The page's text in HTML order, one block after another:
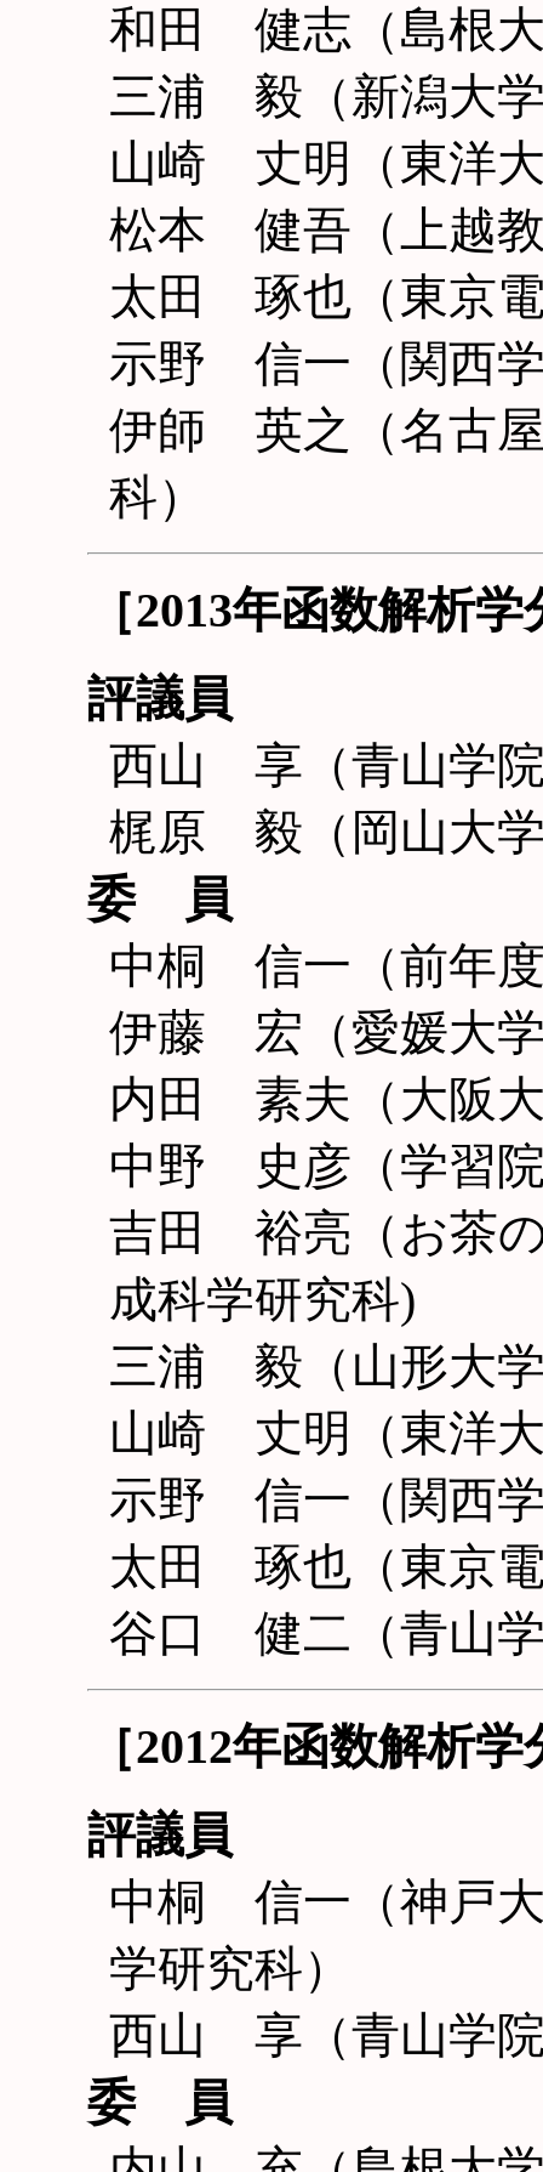
和田 健志（島根
三浦 毅（新潟大
山崎 丈明（東洋
松本 健吾（上越
太田 琢也（東京
示野 信一（関西
伊師 英之（名古
科）
［2013年函数解析
評議員
西山 享（青山学
梶原 毅（岡山大
委 員
中桐 信一（前年
伊藤 宏（愛媛大
内田 素夫（大阪
中野 史彦（学習
吉田 裕亮（お茶
成科学研究科)
三浦 毅（山形大
山崎 丈明（東洋
示野 信一（関西
太田 琢也（東京
谷口 健二（青山
［2012年函数解析
評議員
中桐 信一（神戸
学研究科）
西山 享（青山学
委 員